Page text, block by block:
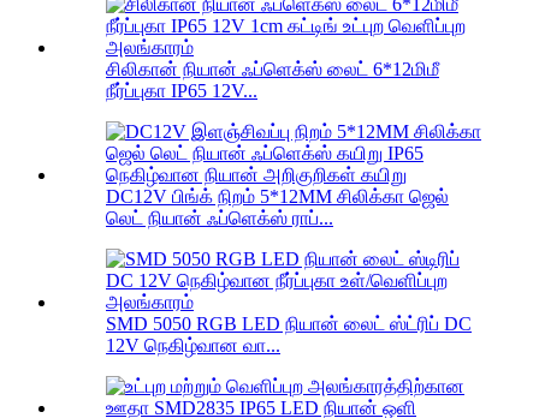
சிலிகான் நியான் ஃப்ளெக்ஸ் லைட் 6*12மிமீ
நீர்ப்புகா IP65 12V...
DC12V பிங்க் நிறம் 5*12MM சிலிக்கா ஜெல்
லெட் நியான் ஃப்ளெக்ஸ் ராப்...
SMD 5050 RGB LED நியான் லைட் ஸ்ட்ரிப் DC
12V நெகிழ்வான வா...